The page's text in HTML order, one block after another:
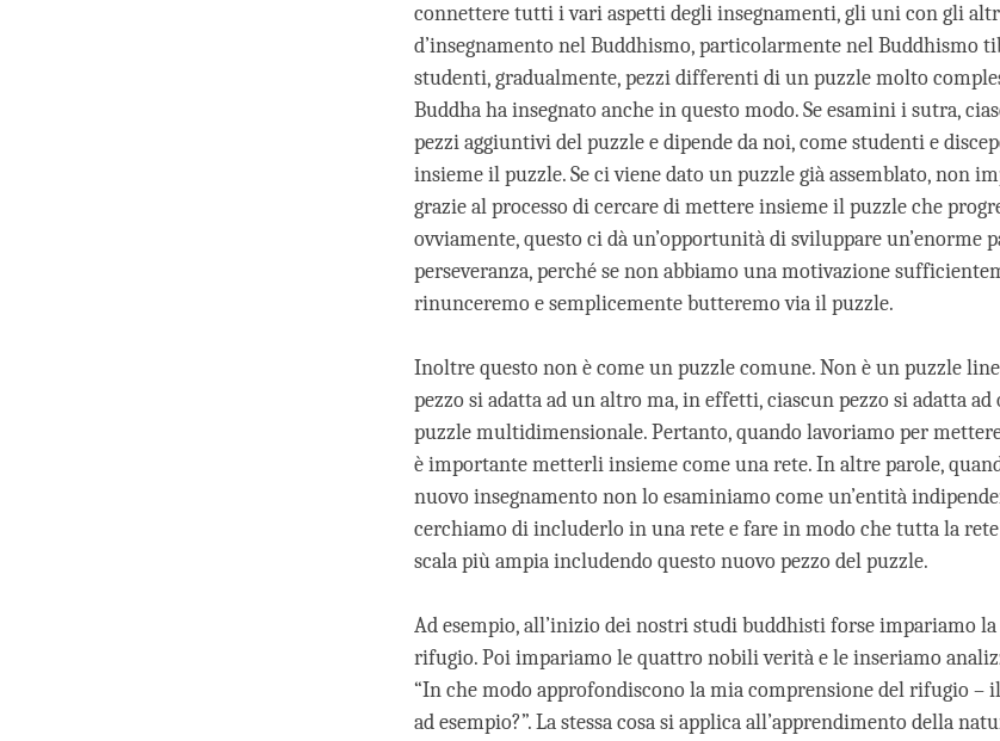
connettere tutti i vari aspetti degli insegnamenti, gli uni con gli
d’insegnamento nel Buddhismo, particolarmente nel Buddhismo
studenti, gradualmente, pezzi differenti di un puzzle molto
Buddha ha insegnato anche in questo modo. Se esamini i sutra,
pezzi aggiuntivi del puzzle e dipende da noi, come studenti e
insieme il puzzle. Se ci viene dato un puzzle già assemblato, non
grazie al processo di cercare di mettere insieme il puzzle che
ovviamente, questo ci dà un’opportunità di sviluppare un’enorme
perseveranza, perché se non abbiamo una motivazione
rinunceremo e semplicemente butteremo via il puzzle.
Inoltre questo non è come un puzzle comune. Non è un puzzle
pezzo si adatta ad un altro ma, in effetti, ciascun pezzo si adatta
puzzle multidimensionale. Pertanto, quando lavoriamo per
è importante metterli insieme come una rete. In altre parole,
nuovo insegnamento non lo esaminiamo come un’entità
cerchiamo di includerlo in una rete e fare in modo che tutta la
scala più ampia includendo questo nuovo pezzo del puzzle.
Ad esempio, all’inizio dei nostri studi buddhisti forse impariamo
rifugio. Poi impariamo le quattro nobili verità e le inseriamo
“In che modo approfondiscono la mia comprensione del rifugio –
ad esempio?”. La stessa cosa si applica all’apprendimento della